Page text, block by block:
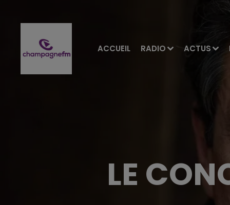
ACCUEIL RADIO ACTUS
LE